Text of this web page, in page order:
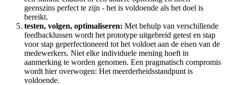
geenszins perfect te zijn - het is voldoende als het doel is
bereikt.
testen, volgen, optimaliseren: Met behulp van verschillende
feedbacklussen wordt het prototype uitgebreid getest en stap
voor stap geperfectioneerd tot het voldoet aan de eisen van de
medewerkers. Niet elke individuele mening hoeft in
aanmerking te worden genomen. Een pragmatisch compromis
wordt hier overwogen: Het meerderheidsstandpunt is
voldoende.